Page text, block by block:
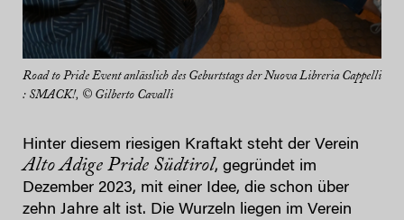
Road to Pride Event anlässlich des Geburtstags der Nuova Libreria Cappelli
: SMACK!, © Gilberto Cavalli
Hinter diesem riesigen Kraftakt steht der Verein
Alto Adige Pride Südtirol, gegründet im
Dezember 2023, mit einer Idee, die schon über
zehn Jahre alt ist. Die Wurzeln liegen im Verein